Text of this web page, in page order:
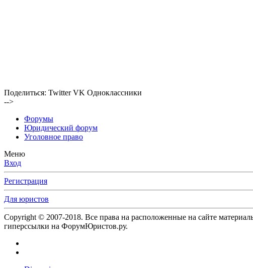
Поделиться: Twitter VK Одноклассники
-->
Форумы
Юридический форум
Уголовное право
Меню
Вход
Регистрация
Для юристов
Copyright © 2007-2018. Все права на расположенные на сайте
гиперссылки на ФорумЮристов.ру.